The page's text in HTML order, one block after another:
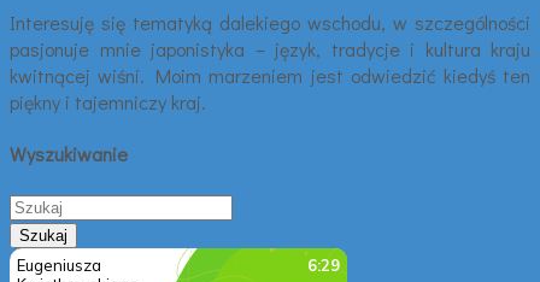
Interesuję się tematyką dalekiego wschodu, w szczególności
pasjonuje mnie japonistyka – język, tradycje i kultura kraju
kwitnącej wiśni. Moim marzeniem jest odwiedzić kiedyś ten
piękny i tajemniczy kraj.
Wyszukiwanie